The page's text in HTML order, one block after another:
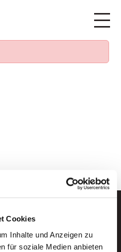
Cookies
Inhalte und Anzeigen zu
für soziale Medien anbieten
per E-Mail.